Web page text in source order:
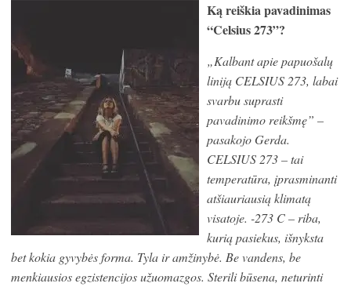
Ką reiškia pavadinimas
“Celsius 273”?
„Kalbant apie papuošalų
liniją CELSIUS 273, labai
svarbu suprasti
pavadinimo reikšmę” –
pasakojo Gerda.
CELSIUS 273 – tai
temperatūra, įprasminanti
atšiauriausią klimatą
visatoje. -273 C – riba,
kurią pasiekus, išnyksta
bet kokia gyvybės forma. Tyla ir amžinybė. Be vandens, be
menkiausios egzistencijos užuomazgos. Sterili būsena, neturinti